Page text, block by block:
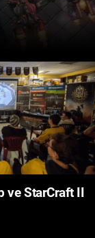
StarCraft II